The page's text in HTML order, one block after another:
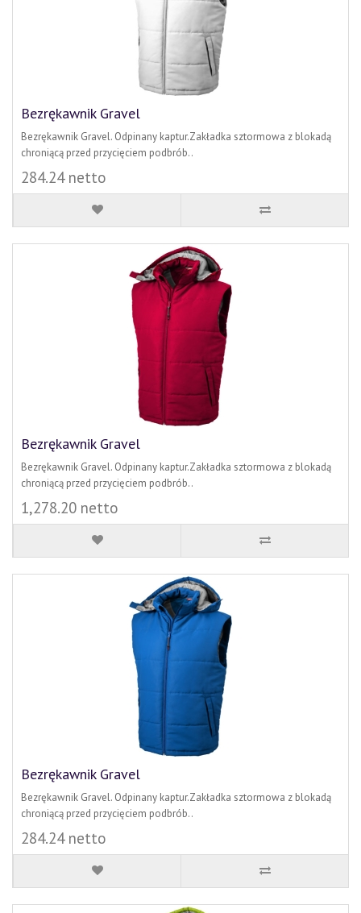
Bezrękawnik Gravel
Bezrękawnik Gravel. Odpinany kaptur.Zakładka sztormowa z blokadą
chroniącą przed przycięciem podbrób..
284.24 netto
Bezrękawnik Gravel
Bezrękawnik Gravel. Odpinany kaptur.Zakładka sztormowa z blokadą
chroniącą przed przycięciem podbrób..
1,278.20 netto
Bezrękawnik Gravel
Bezrękawnik Gravel. Odpinany kaptur.Zakładka sztormowa z blokadą
chroniącą przed przycięciem podbrób..
284.24 netto